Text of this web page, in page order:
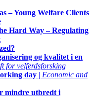
– Young Welfare Clients
Hard Way – Regulating
og kvalitet i en
for velferdsforsking
day | Economic and
mindre utbredt i